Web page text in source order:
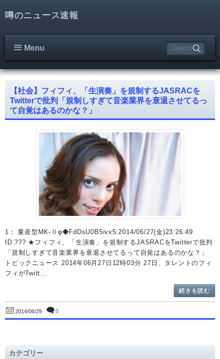
噂のニュース速報
Menu
【社会】フィフィ、「生演奏」を規制するJASRACを
Twitterで批判「規制しすぎて音楽業界を衰退させてるっ
て自覚はあるのかな？」
1： 量産型MK-Ⅱφ◆FdDsU0B5ivx5:2014/06/27(金)23:26:49
ID:??? ★フィフィ、「生演奏」を規制するJASRACをTwitterで批判
「規制しすぎて音楽業界を衰退させてるって自覚はあるのかな？」
トピックニュース 2014年06月27日12時03分 27日、タレントのフィ
フィがTwitt...
続きを読む
2014/06/29 0
カテゴリー